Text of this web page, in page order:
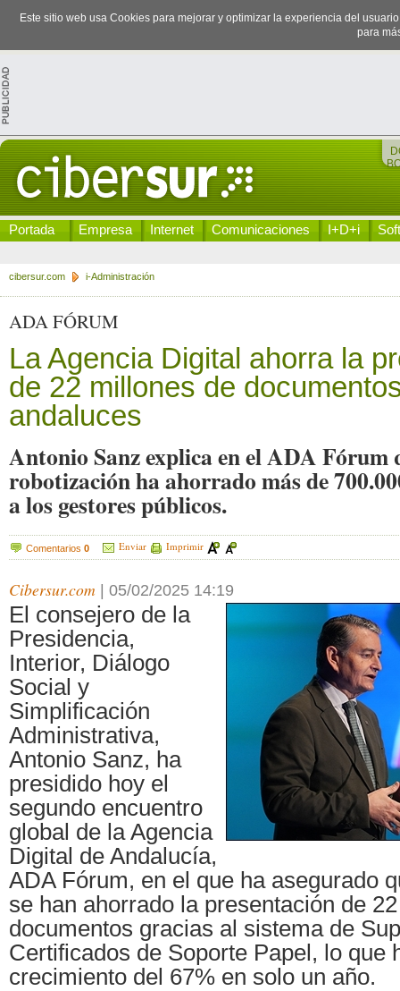
Este sitio web usa Cookies para mejorar y optimizar la experiencia del
para
Portada Empresa Internet Comunicaciones I+D+i
cibersur.com i-Administración
ADA FÓRUM
La Agencia Digital ahorra la
de 22 millones de
andaluces
Antonio Sanz explica en el ADA Fórum
robotización ha ahorrado más de
a los gestores públicos.
Comentarios 0 Enviar Imprimir
Cibersur.com 05/02/2025 14:19
El consejero de la
Presidencia,
Interior, Diálogo
Social y
Simplificación
Administrativa,
Antonio Sanz, ha
presidido hoy el
segundo encuentro
global de la Agencia
Digital de Andalucía,
ADA Fórum, en el que ha asegurado
se han ahorrado la presentación de
documentos gracias al sistema de
Certificados de Soporte Papel, lo que
crecimiento del 67% en solo un año.